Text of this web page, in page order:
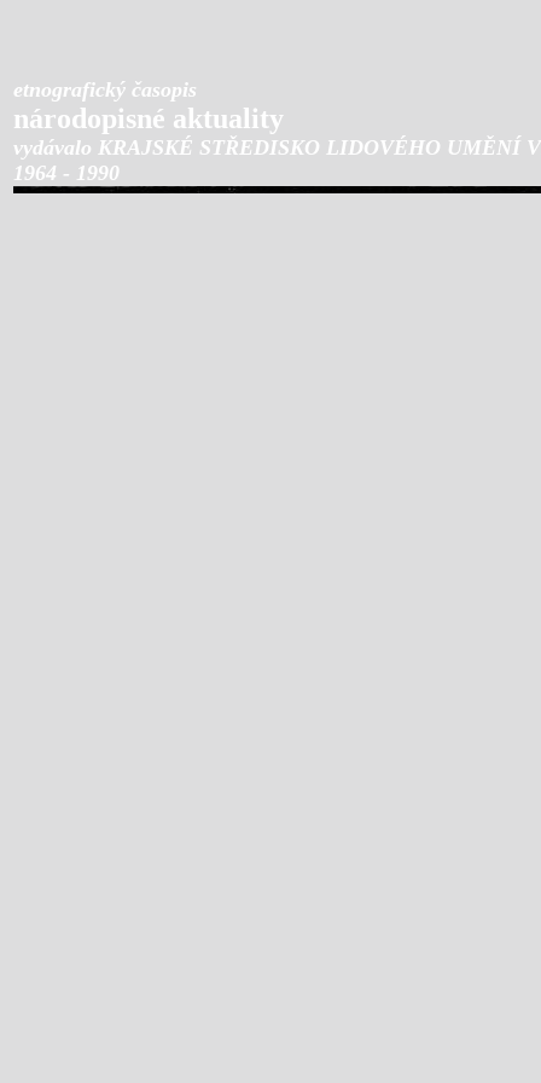
etnografický časopis
národopisné aktuality
vydávalo KRAJSKÉ STŘEDISKO LIDOVÉHO UMĚNÍ
1964 - 1990